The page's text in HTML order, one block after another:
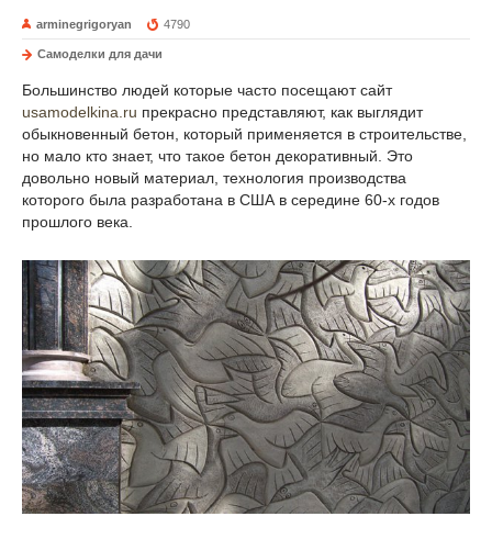
arminegrigoryan 4790
Самоделки для дачи
Большинство людей которые часто посещают сайт
usamodelkina.ru прекрасно представляют, как выглядит
обыкновенный бетон, который применяется в строительстве,
но мало кто знает, что такое бетон декоративный. Это
довольно новый материал, технология производства
которого была разработана в США в середине 60-х годов
прошлого века.